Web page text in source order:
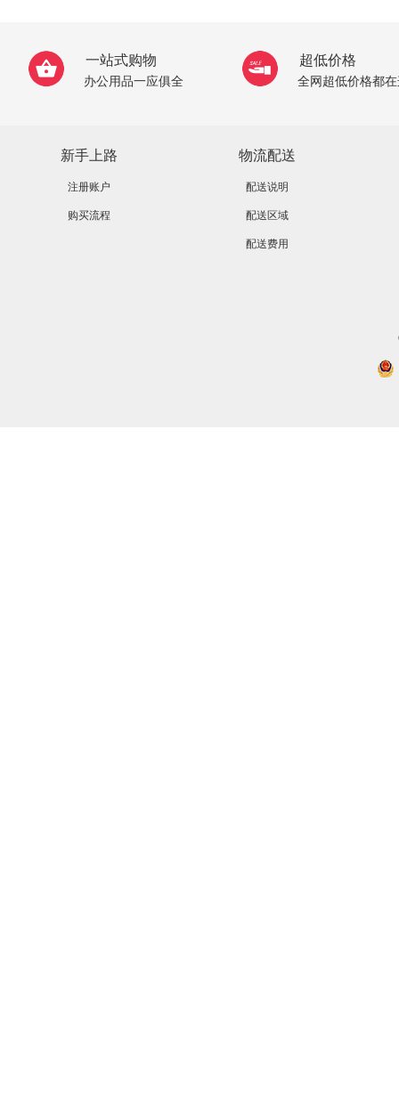
一站式购物
办公用品一应俱全
超低价格
全网超低价格都
新手上路
注册账户
购买流程
物流配送
配送说明
配送区域
配送费用